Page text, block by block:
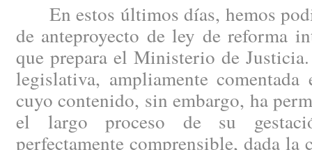
En estos últimos días, hemos
de anteproyecto de ley de reforma
que prepara el Ministerio de
legislativa, ampliamente
cuyo contenido, sin embargo, ha
el largo proceso de su
perfectamente comprensible, dada